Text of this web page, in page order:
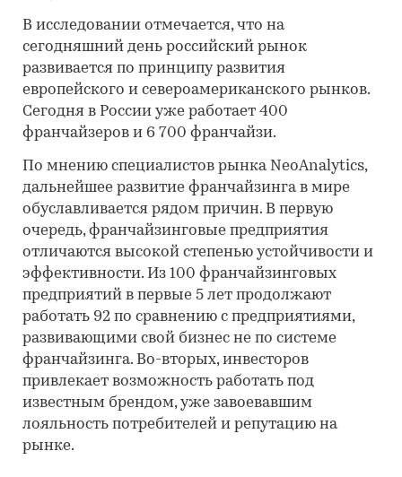
В исследовании отмечается, что на
сегодняшний день российский рынок
развивается по принципу развития
европейского и североамериканского рынков.
Сегодня в России уже работает 400
франчайзеров и 6 700 франчайзи.
По мнению специалистов рынка NeoAnalytics,
дальнейшее развитие франчайзинга в мире
обуславливается рядом причин. В первую
очередь, франчайзинговые предприятия
отличаются высокой степенью устойчивости и
эффективности. Из 100 франчайзинговых
предприятий в первые 5 лет продолжают
работать 92 по сравнению с предприятиями,
развивающими свой бизнес не по системе
франчайзинга. Во-вторых, инвесторов
привлекает возможность работать под
известным брендом, уже завоевавшим
лояльность потребителей и репутацию на
рынке.